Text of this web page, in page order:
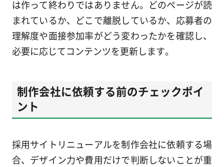
は作って終わりではありません。どのページが読
まれているか、どこで離脱しているか、応募者の
理解度や面接参加率がどう変わったかを確認し、
必要に応じてコンテンツを更新します。
制作会社に依頼する前のチェックポイ
ント
採用サイトリニューアルを制作会社に依頼する場
合、デザイン力や費用だけで判断しないことが重